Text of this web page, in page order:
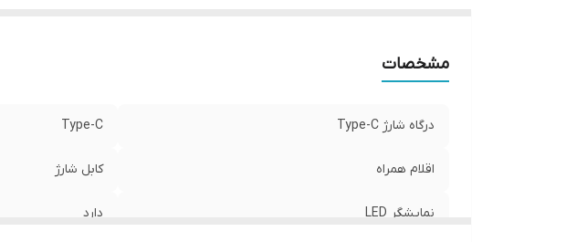
مشخصات
درگاه شارژ Type-C Type-C
اقلام همراه کابل شارژ
نمایشگر LED دارد